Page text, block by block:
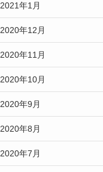
2021年1月
2020年12月
2020年11月
2020年10月
2020年9月
2020年8月
2020年7月